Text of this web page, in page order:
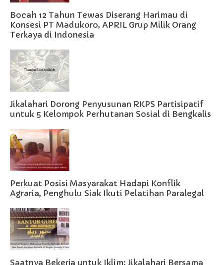
Bocah 12 Tahun Tewas Diserang Harimau di
Konsesi PT Madukoro, APRIL Grup Milik Orang
Terkaya di Indonesia
Jikalahari Dorong Penyusunan RKPS Partisipatif
untuk 5 Kelompok Perhutanan Sosial di Bengkalis
Perkuat Posisi Masyarakat Hadapi Konflik
Agraria, Penghulu Siak Ikuti Pelatihan Paralegal
Saatnya Bekerja untuk Iklim: Jikalahari Bersama